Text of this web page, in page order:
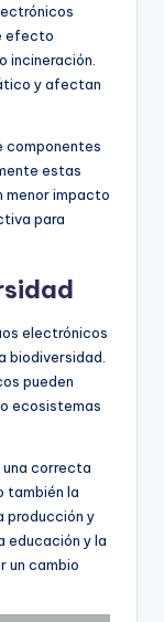
efecto
incineración.
y afectan
componentes
estas
menor impacto
para
electrónicos
biodiversidad.
pueden
ecosistemas
una correcta
también la
producción y
educación y la
un cambio